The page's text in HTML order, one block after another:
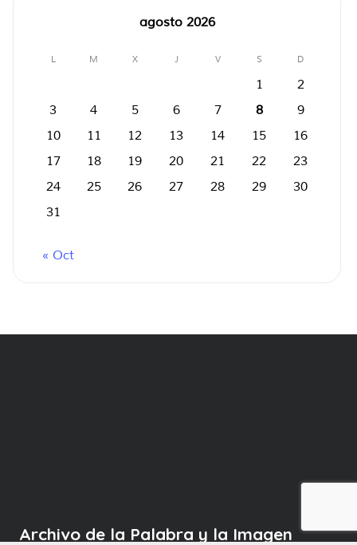
agosto 2026
L M X J V S D
1
2
3
4 5 6 7 8
9
10
11 12 13 14 15
16
17
18 19 20 21 22
23
24
25 26 27 28 29
30
31
« Oct
Archivo de la Palabra y la Imagen